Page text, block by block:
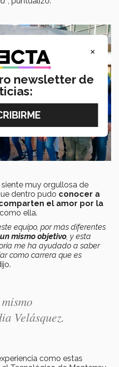
muy orgullosa de
dentro pudo conocer a
el amor por la
como ella.
equipo, por más diferentes
mismo objetivo, y esta
me ha ayudado a saber
como carrera que es
Velásquez.
como estas
×
newsletter de